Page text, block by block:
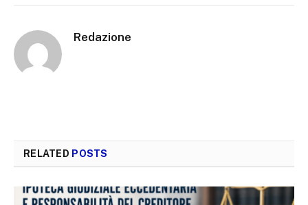
Redazione
RELATED POSTS